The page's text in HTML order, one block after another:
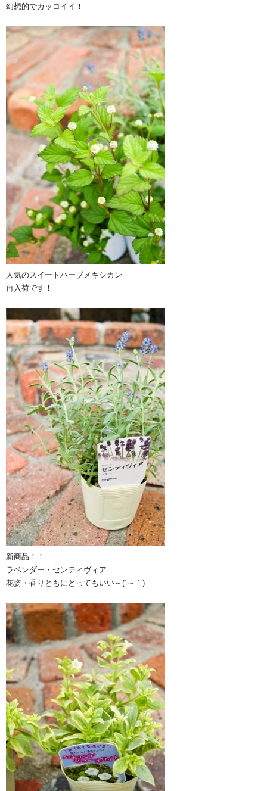
幻想的でカッコイイ！
人気のスイートハーブメキシカン
再入荷です！
新商品！！
ラベンダー・センティヴィア
花姿・香りともにとってもいい～(´～｀)